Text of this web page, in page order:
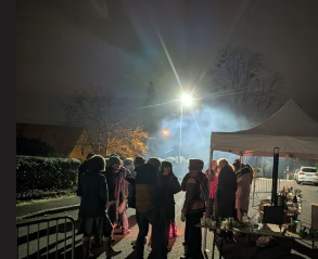
VISITER LA GALERIE